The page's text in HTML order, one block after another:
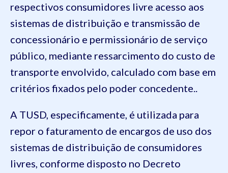
respectivos consumidores livre acesso aos
sistemas de distribuição e transmissão de
concessionário e permissionário de serviço
público, mediante ressarcimento do custo de
transporte envolvido, calculado com base em
critérios fixados pelo poder concedente..
A TUSD, especificamente, é utilizada para
repor o faturamento de encargos de uso dos
sistemas de distribuição de consumidores
livres, conforme disposto no Decreto